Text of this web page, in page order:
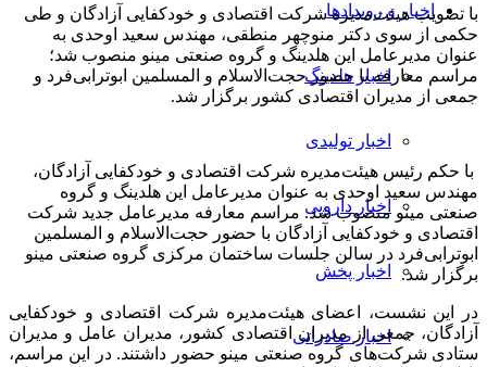
اخبار و رویدادها
اخبار هلدینگ
اخبار تولیدی
اخبار دارویی
اخبار پخش
اخبار صادراتی
با تصویب هیئت‌مدیره شرکت اقتصادی و خودکفایی آزادگان و طی
حکمی از سوی دکتر منوچهر منطقی، مهندس سعید اوحدی به
عنوان مدیرعامل این هلدینگ و گروه صنعتی مینو منصوب شد؛
مراسم معارفه با حضور حجت‌الاسلام و المسلمین ابوترابی‌فرد و
جمعی از مدیران اقتصادی کشور برگزار شد.
با حکم رئیس هیئت‌مدیره شرکت اقتصادی و خودکفایی آزادگان،
مهندس سعید اوحدی به عنوان مدیرعامل این هلدینگ و گروه
صنعتی مینو منصوب شد. مراسم معارفه مدیرعامل جدید شرکت
اقتصادی و خودکفایی آزادگان با حضور حجت‌الاسلام و المسلمین
ابوترابی‌فرد در سالن جلسات ساختمان مرکزی گروه صنعتی مینو
برگزار شد.
در این نشست، اعضای هیئت‌مدیره شرکت اقتصادی و خودکفایی
آزادگان، جمعی از مدیران اقتصادی کشور، مدیران عامل و مدیران
ستادی شرکت‌های گروه صنعتی مینو حضور داشتند. در این مراسم،